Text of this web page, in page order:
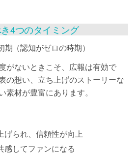
4つのタイミング
（認知がゼロの時期）
がないときこそ、広報は有効で
の想い、立ち上げのストーリーな
素材が豊富にあります。
げられ、信頼性が向上
感してファンになる